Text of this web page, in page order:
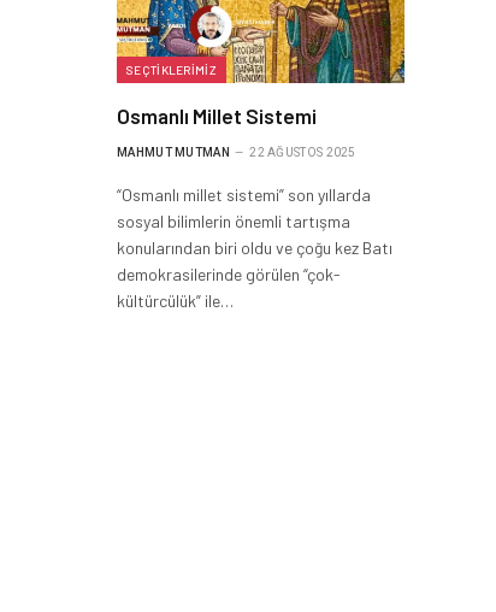
SEÇTIKLERIMIZ
Osmanlı Millet Sistemi
MAHMUT MUTMAN 22 AĞUSTOS 2025
“Osmanlı millet sistemi” son yıllarda
sosyal bilimlerin önemli tartışma
konularından biri oldu ve çoğu kez Batı
demokrasilerinde görülen “çok-
kültürcülük” ile…